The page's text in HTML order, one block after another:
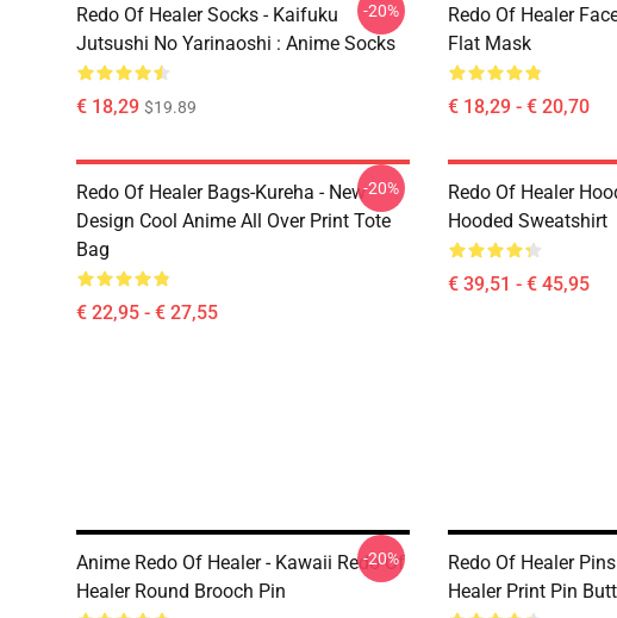
Redo Of Healer Socks - Kaifuku
Jutsushi No Yarinaoshi : Anime Socks
€ 18,29 $19.89
-20%
Redo Of Healer
Flat Mask
€ 18,29 - € 20,70
Redo Of Healer Bags-Kureha - New
Design Cool Anime All Over Print Tote
Bag
€ 22,95 - € 27,55
-20%
Redo Of Healer
Hooded Sweatshirt
€ 39,51 - € 45,95
Anime Redo Of Healer - Kawaii Redo Of
Healer Round Brooch Pin
-20%
Redo Of Healer
Healer Print Pin